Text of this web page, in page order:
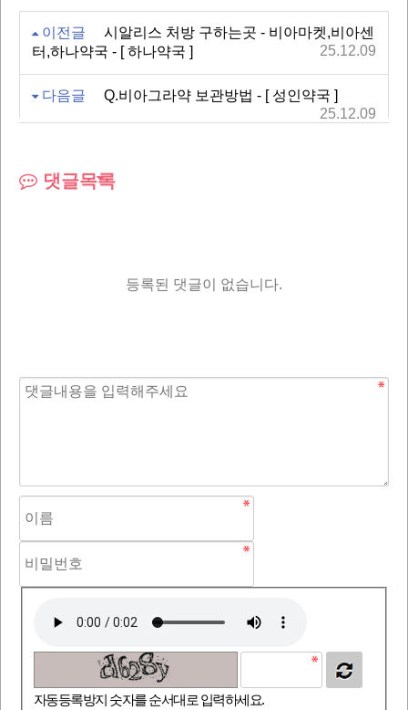
이전글
시알리스 처방 구하는곳 - 비아마켓,비아센
터,하나약국 - [ 하나약국 ]
25.12.09
다음글
Q.비아그라약 보관방법 - [ 성인약국 ]
25.12.09
댓글목록
등록된 댓글이 없습니다.
자동등록방지 숫자를 순서대로 입력하세요.